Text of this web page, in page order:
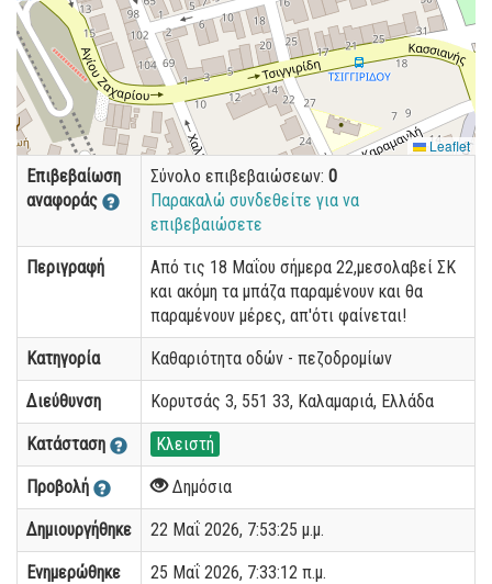
Leaflet
Επιβεβαίωση
αναφοράς
Σύνολο επιβεβαιώσεων: 0
Παρακαλώ συνδεθείτε για να
επιβεβαιώσετε
Περιγραφή
Από τις 18 Μαΐου σήμερα 22,μεσολαβεί ΣΚ
και ακόμη τα μπάζα παραμένουν και θα
παραμένουν μέρες, απ'ότι φαίνεται!
Κατηγορία Καθαριότητα οδών - πεζοδρομίων
Διεύθυνση Κορυτσάς 3, 551 33, Καλαμαριά, Ελλάδα
Κατάσταση Κλειστή
Προβολή Δημόσια
Δημιουργήθηκε 22 Μαΐ 2026, 7:53:25 μ.μ.
Ενημερώθηκε 25 Μαΐ 2026, 7:33:12 π.μ.